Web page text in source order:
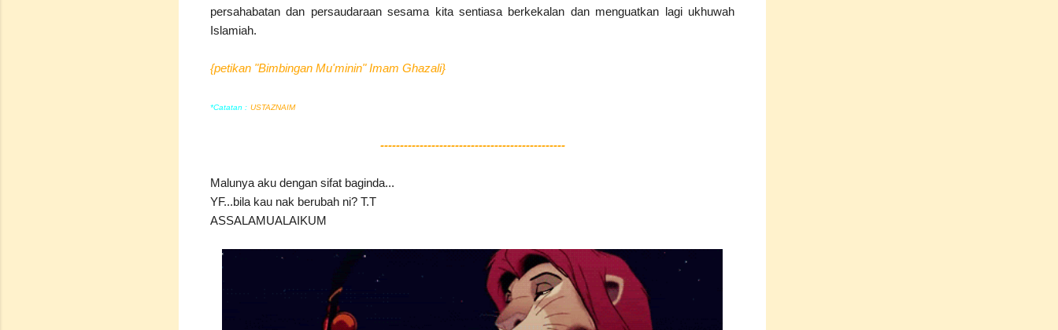
persahabatan dan persaudaraan sesama kita sentiasa berkekalan dan menguatkan lagi ukhuwah
Islamiah.
{petikan "Bimbingan Mu'minin" Imam Ghazali}
*Catatan : USTAZNAIM
-----------------------------------------------
Malunya aku dengan sifat baginda...
YF...bila kau nak berubah ni? T.T
ASSALAMUALAIKUM